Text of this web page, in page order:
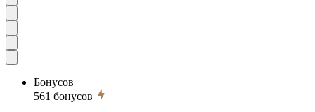
Бонусов
561 бонусов